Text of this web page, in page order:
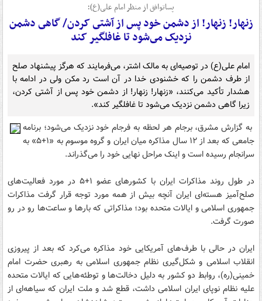
پساتوافق از منظر امام علی(ع)؛
زنهار! زنهار! از دشمن خود پس از آشتى کردن/ گاهى دشمن
نزدیک مى‌شود تا غافلگیر کند
امام علی(ع) در توصیه‌ای به مالک اشتر، می‌فرمایند که هرگز پیشنهاد صلح
از طرف دشمن را که خشنودى خدا در آن است رد مکن ولی در ادامه با
هشدار تأکید می‌کنند، «زنهار! زنهار! از دشمن خود پس از آشتى کردن،
زیرا گاهى دشمن نزدیک مى‌شود تا غافلگیر کند».
به گزارش مشرق، برجام هر لحظه به فرجام خود نزدیک می‌شود؛ برنامه
جامعی که بعد از ۱۲ سال‌ مذاکره میان ایران و گروه موسوم به «۱+۵» به
سرانجام رسیده است و اینک مراحل نهایی خود را می‌گذراند.
در طول روند مذاکرات ایران با کشورهای عضو ۱+۵ در مورد فعالیت‌های
صلح‌آمیز هسته‌ای ایران آنچه بیش از همه مورد توجه قرار گرفت مذاکرات
جمهوری اسلامی و ایالات متحده بود؛ مذاکراتی که بارها و ساعت‌ها رو در رو
صورت گرفت.
ایران در حالی با طرف‌های آمریکایی خود مذاکره می‌کرد که بعد از پیروزی
انقلاب اسلامی و شکل‌گیری نظام جمهوری اسلامی به رهبری حضرت امام
خمینی(ره)، روابط دو کشور به دلیل دخالت‌ها و توطئه‌هایی که ایالات متحده
علیه نظام نوپای ایران اسلامی داشت، قطع شد و ملت ایران که سیاهه‌ای از